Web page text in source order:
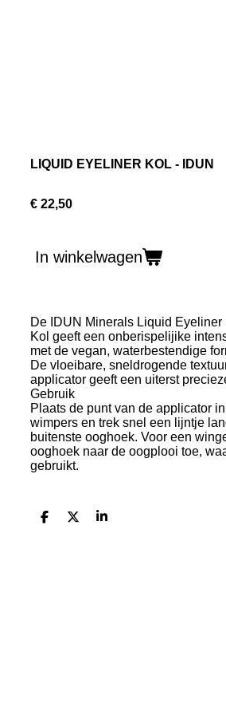
LIQUID EYELINER KOL - IDUN
€ 22,50
In winkelwagen
De IDUN Minerals Liquid Eyeliner
Kol geeft een onberispelijike
met de vegan, waterbestendige
De vloeibare, sneldrogende
applicator geeft een uiterst
Gebruik
Plaats de punt van de applicator
wimpers en trek snel een lijntje
buitenste ooghoek. Voor een
ooghoek naar de oogplooi toe,
gebruikt.
D
D
S